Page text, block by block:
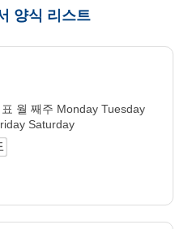
양식 리스트
월 째주 Monday Tuesday
Saturday